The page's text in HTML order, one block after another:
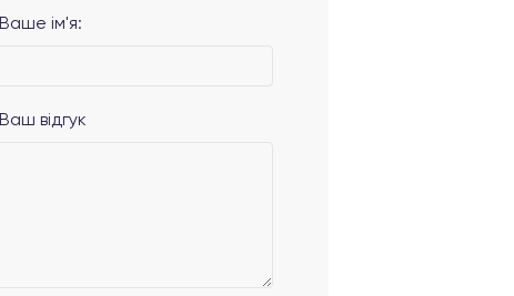
Ваше ім'я:
Ваш відгук